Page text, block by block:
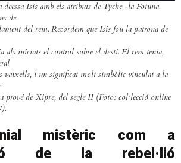
deessa Isis amb els atributs de Tyche -la Fotuna.
de
del rem. Recordem que Isis fou la patrona de
als iniciats el control sobre el destí. El rem tenia,
vaixells, i un significat molt simbòlic vinculat a la
prové de Xipre, del segle II (Foto: col·lecció online
mistèric com a
de la rebel·lió